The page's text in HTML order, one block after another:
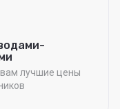
лучшие цены